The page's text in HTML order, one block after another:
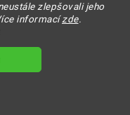
zlepšovali jeho
informacízde.